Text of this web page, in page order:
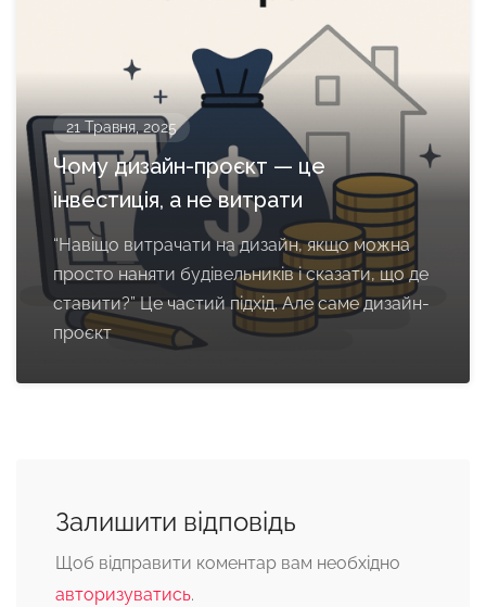
21 Травня, 2025
Чому дизайн-проєкт — це
інвестиція, а не витрати
“Навіщо витрачати на дизайн, якщо можна
просто наняти будівельників і сказати, що де
ставити?” Це частий підхід. Але саме дизайн-
проєкт
Залишити відповідь
Щоб відправити коментар вам необхідно
авторизуватись.